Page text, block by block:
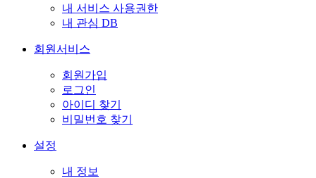
내 서비스 사용권한
내 관심 DB
회원서비스
회원가입
로그인
아이디 찾기
비밀번호 찾기
설정
내 정보